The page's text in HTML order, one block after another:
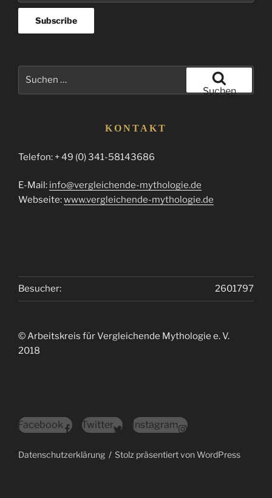
Suchen
KONTAKT
Telefon: + 49 (0) 341-58143686
E-Mail: info@vergleichende-mythologie.de
Webseite:www.vergleichende-mythologie.de
2601797
Besucher:
© Arbeitskreis für Vergleichende Mythologie e. V.
2018
Facebook Twitter Instagram
Datenschutzerklärung Stolz präsentiert von WordPress